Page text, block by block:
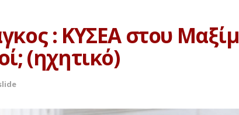
: KΥΣΕΑ στου
(ηχητικό)